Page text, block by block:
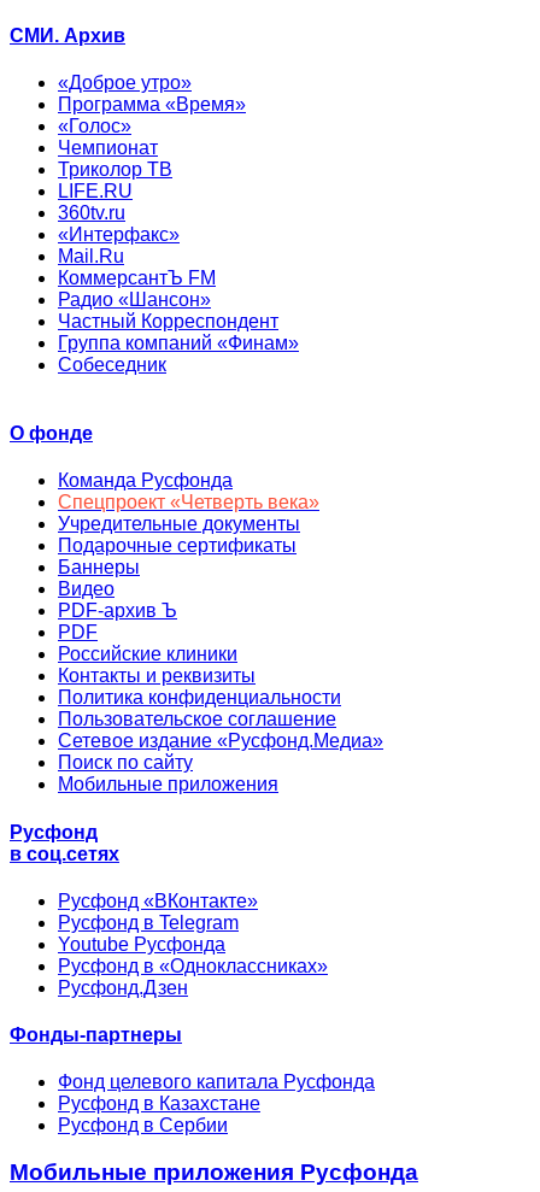
СМИ. Архив
«Доброе утро»
Программа «Время»
«Голос»
Чемпионат
Триколор ТВ
LIFE.RU
360tv.ru
«Интерфакс»
Mail.Ru
КоммерсантЪ FM
Радио «Шансон»
Частный Корреспондент
Группа компаний «Финам»
Собеседник
О фонде
Команда Русфонда
Спецпроект «Четверть века»
Учредительные документы
Подарочные сертификаты
Баннеры
Видео
PDF-архив Ъ
PDF
Российские клиники
Контакты и реквизиты
Политика конфиденциальности
Пользовательское соглашение
Сетевое издание «Русфонд.Медиа»
Поиск по сайту
Мобильные приложения
Русфонд
в соц.сетях
Русфонд «ВКонтакте»
Русфонд в Telegram
Youtube Русфонда
Русфонд в «Одноклассниках»
Русфонд.Дзен
Фонды-партнеры
Фонд целевого капитала Русфонда
Русфонд в Казахстане
Русфонд в Сербии
Мобильные приложения Русфонда